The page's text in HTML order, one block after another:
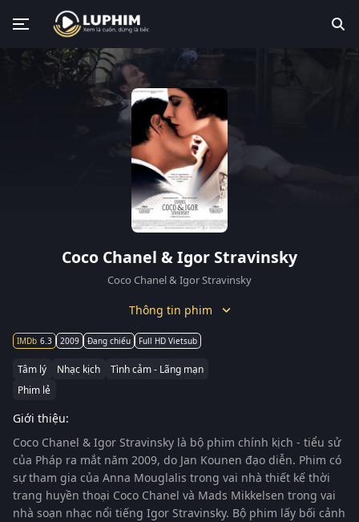
Coco Chanel & Igor Stravinsky
Coco Chanel & Igor Stravinsky
Thông tin phim
6.3 2009 Đang chiếu Full HD Vietsub
Tâm lý Nhạc kịch
Tình cảm - Lãng mạn
Phim lẻ
Giới thiệu:
Coco Chanel & Igor Stravinsky là bộ phim chính kịch - tiểu sử
của Pháp ra mắt năm 2009, do Jan Kounen đạo diễn. Phim có
sự tham gia của Anna Mouglalis trong vai nhà thiết kế thời
trang huyền thoại Coco Chanel và Mads Mikkelsen trong vai
nhà soạn nhạc nổi tiếng Igor Stravinsky. Bộ phim lấy bối cảnh